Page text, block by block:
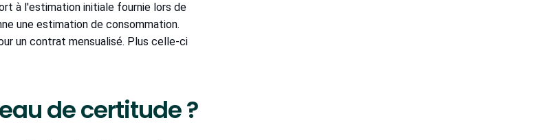
à l'estimation initiale fournie lors de
une estimation de consommation.
un contrat mensualisé. Plus celle-ci
de certitude ?